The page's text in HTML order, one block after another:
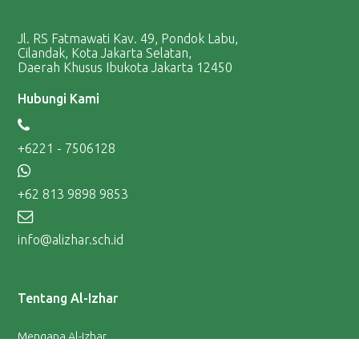
Jl. RS Fatmawati Kav. 49, Pondok Labu,
Cilandak, Kota Jakarta Selatan,
Daerah Khusus Ibukota Jakarta 12450
Hubungi Kami
+6221 - 7506128
+62 813 9898 9853
info@alizhar.sch.id
Tentang Al-Izhar
Mengapa Al-Izhar